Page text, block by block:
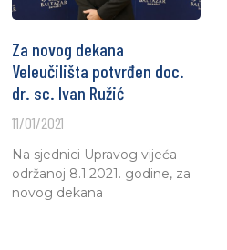
Za novog dekana
Veleučilišta potvrđen doc.
dr. sc. Ivan Ružić
11/01/2021
Na sjednici Upravog vijeća
održanoj 8.1.2021. godine, za
novog dekana